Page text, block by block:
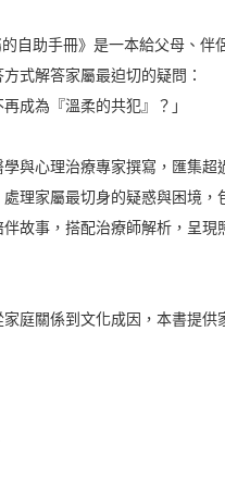
自助手冊》是一本給父母、伴
式解答家屬最迫切的疑問：
成為『溫柔的共犯』？」
與心理治療專家撰寫，匯集
理家屬最切身的疑惑與困境
故事，搭配治療師解析，呈
庭關係到文化成因，本書提